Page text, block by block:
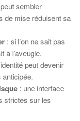
sembler
de mise réduisent sa
: si l’on ne sait pas
à l’aveugle.
peut devenir
anticipée.
: une interface
strictes sur les